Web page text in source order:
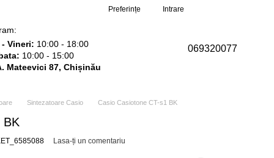
Preferințe Intrare
Vineri: 10:00 - 18:00
10:00 - 15:00
Mateevici 87, Chișinău
069320077
Sintezatoare Casio Casio Casiotone CT-s1 BK
BK
Lasa-ți un comentariu